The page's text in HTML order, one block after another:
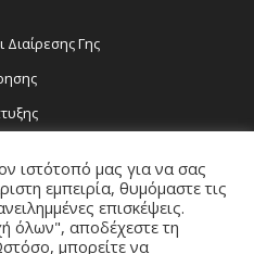
Γης
ιστότοπό μας για να σας
εμπειρία, θυμόμαστε τις
επισκέψεις.
όλων", αποδέχεστε τη
μπορείτε να